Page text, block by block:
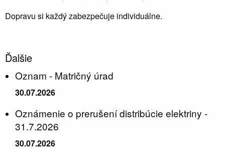
Dopravu si každý zabezpečuje individuálne.
Ďalšie
Oznam - Matričný úrad
30.07.2026
Oznámenie o prerušení distribúcie elektriny -
31.7.2026
30.07.2026